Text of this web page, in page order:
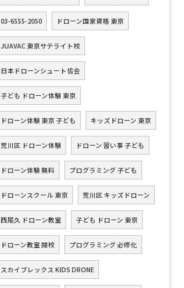
03-6555-2050 ドローン国家資格 東京
JUAVAC 東京サテライト校
日本ドローンシュート協会
子ども ドローン体験 東京
ドローン体験 東京 子ども キッズドローン 東京
荒川区 ドローン体験 ドローン 習い事 子ども
ドローン体験 無料 プログラミング 子ども
ドローンスクール 東京 荒川区 キッズドローン
西尾久 ドローン教室 子ども ドローン 東京
ドローン教室 開校 プログラミング 必修化
スカイブレックス KIDS DRONE